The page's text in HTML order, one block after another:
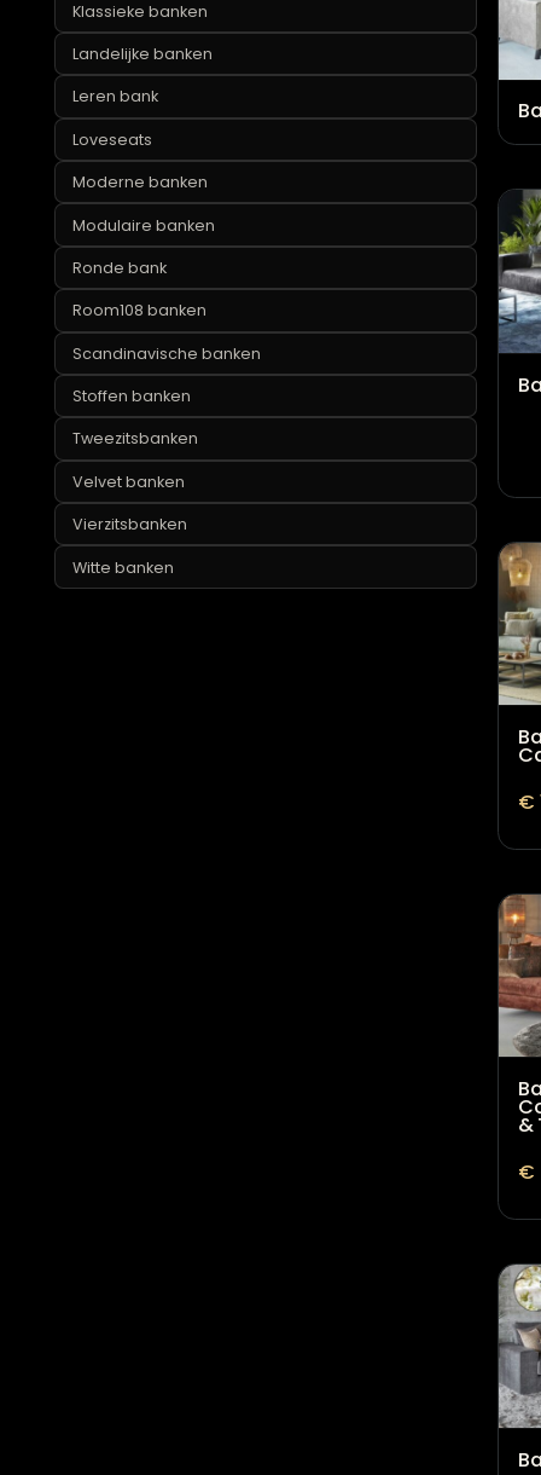
Stoffen hoekbanken
U-banken
Industriële banken
Klassieke banken
Landelijke banken
Leren bank
Loveseats
Moderne banken
Modulaire banken
Ronde bank
Room108 banken
Scandinavische banken
Stoffen banken